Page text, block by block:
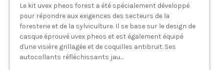
Le kit uvex pheos forest a été spécialement développé
pour répondre aux exigences des secteurs de la
foresterie et de la sylviculture. Il se base sur le design de
casque éprouvé uvex pheos et est également équipé
d'une visière grillagée et de coquilles antibruit. Ses
autocollants réfléchissants jau...